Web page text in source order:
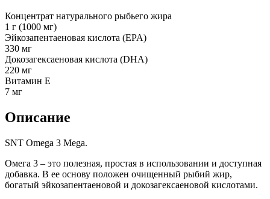
Концентрат натурального рыбьего жира
1 г (1000 мг)
Эйкозапентаеновая кислота (EPA)
330 мг
Докозагексаеновая кислота (DHA)
220 мг
Витамин Е
7 мг
Описание
SNT Omega 3 Mega.
Омега 3 – это полезная, простая в использовании и доступная
добавка. В ее основу положен очищенный рыбий жир,
богатый эйкозапентаеновой и докозагексаеновой кислотами.